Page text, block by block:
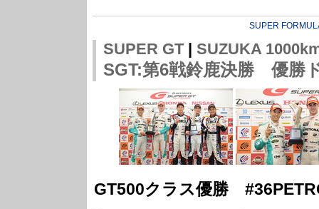
SUPER
SUPER GT| SUZUKA
SGT:第6戦鈴鹿決勝 優勝
GT500クラス優勝